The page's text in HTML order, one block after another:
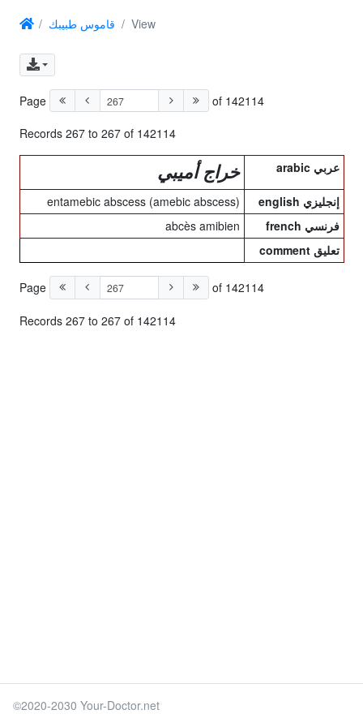
قاموس طبيبك View
Page of 142114
Records 267 to 267 of 142114
arabic عربي خراج أميبي
english إنجليزي
entamebic abscess (amebic abscess)
french فرنسي
abcès amibien
comment تعليق
Page of 142114
Records 267 to 267 of 142114
©2020-2030 Your-Doctor.net